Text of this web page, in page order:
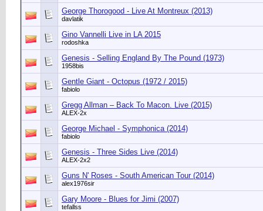
George Thorogood - Live At Montreux (2013)
davlatik
Gino Vannelli Live in LA 2015
rodoshka
Genesis - Selling England By The Pound (1973)
1958bis
Gentle Giant - Octopus (1972 / 2015)
fabiolo
Gregg Allman – Back To Macon. Live (2015)
ALEX-2x
George Michael - Symphonica (2014)
fabiolo
Genesis - Three Sides Live (2014)
ALEX-2x2
Guns N' Roses - South American Tour (2014)
alex1976sir
Gary Moore - Blues for Jimi (2007)
tefallss